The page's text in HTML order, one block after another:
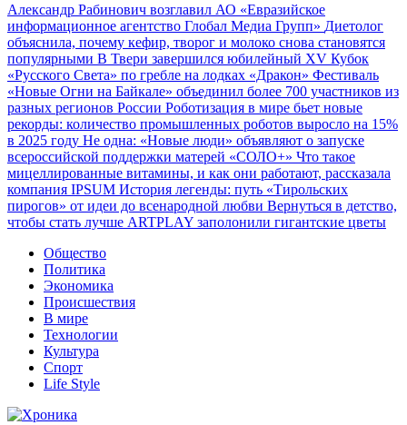
Александр Рабинович возглавил АО «Евразийское
информационное агентство Глобал Медиа Групп» Диетолог
объяснила, почему кефир, творог и молоко снова становятся
популярными В Твери завершился юбилейный XV Кубок
«Русского Света» по гребле на лодках «Дракон» Фестиваль
«Новые Огни на Байкале» объединил более 700 участников из
разных регионов России Роботизация в мире бьет новые
рекорды: количество промышленных роботов выросло на 15%
в 2025 году Не одна: «Новые люди» объявляют о запуске
всероссийской поддержки матерей «СОЛО+» Что такое
мицеллированные витамины, и как они работают, рассказала
компания IPSUM История легенды: путь «Тирольских
пирогов» от идеи до всенародной любви Вернуться в детство,
чтобы стать лучше ARTPLAY заполонили гигантские цветы
Общество
Политика
Экономика
Происшествия
В мире
Технологии
Культура
Спорт
Life Style